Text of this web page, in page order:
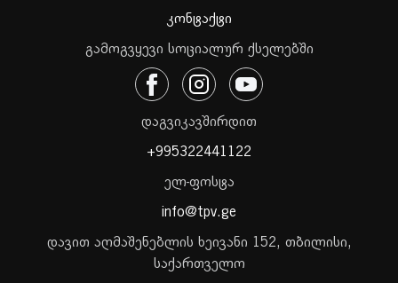
კონტაქტი
გამოგვყევი სოციალურ ქსელებში
დაგვიკავშირდით
+995322441122
ელ-ფოსტა
info@tpv.ge
დავით აღმაშენებლის ხეივანი 152, თბილისი,
საქართველო